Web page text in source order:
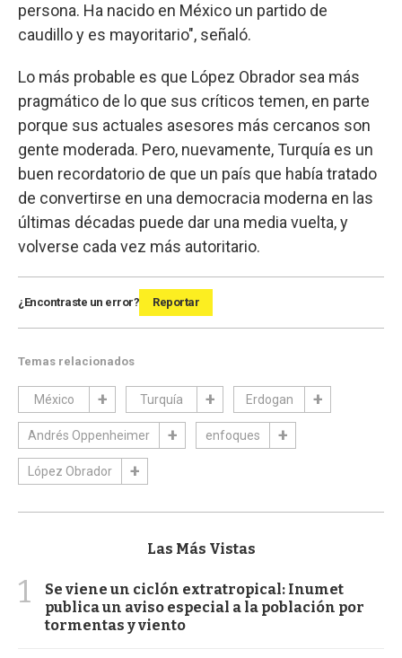
persona. Ha nacido en México un partido de
caudillo y es mayoritario", señaló.
Lo más probable es que López Obrador sea más
pragmático de lo que sus críticos temen, en parte
porque sus actuales asesores más cercanos son
gente moderada. Pero, nuevamente, Turquía es un
buen recordatorio de que un país que había tratado
de convertirse en una democracia moderna en las
últimas décadas puede dar una media vuelta, y
volverse cada vez más autoritario.
¿Encontraste un error? Reportar
Temas relacionados
México Turquía Erdogan
Andrés Oppenheimer enfoques
López Obrador
Las Más Vistas
1
Se viene un ciclón extratropical: Inumet
publica un aviso especial a la población por
tormentas y viento